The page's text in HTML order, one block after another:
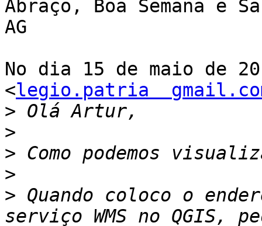
Abraço, Boa Semana e
AG
No dia 15 de maio de
<legio.patria
>
>
>
>
> Quando coloco o